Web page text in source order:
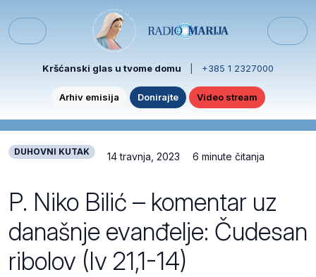
Menu
Kršćanski glas u tvome domu +385 1 2327000
Arhiv emisija Donirajte Video stream
DUHOVNI KUTAK 14 travnja, 2023 6 minute čitanja
P. Niko Bilić – komentar uz
današnje evanđelje: Čudesan
ribolov (Iv 21,1-14)